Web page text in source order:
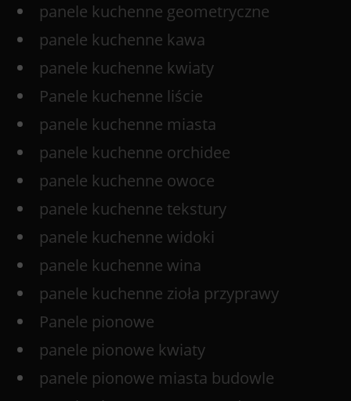
panele kuchenne geometryczne
panele kuchenne kawa
panele kuchenne kwiaty
Panele kuchenne liście
panele kuchenne miasta
panele kuchenne orchidee
panele kuchenne owoce
panele kuchenne tekstury
panele kuchenne widoki
panele kuchenne wina
panele kuchenne zioła przyprawy
Panele pionowe
panele pionowe kwiaty
panele pionowe miasta budowle